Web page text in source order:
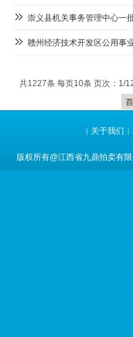
崇义县机关事务管理中心一
赣州经济技术开发区公⽤事
共1227条 每页10条 页次：1/
| 关于我们 |
版权所有@江西省九鼎拍卖有